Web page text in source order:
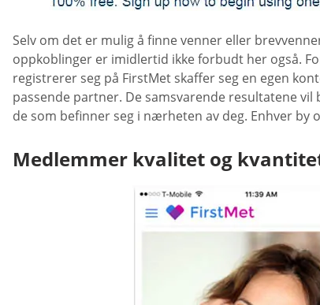
Selv om det er mulig å finne venner eller
oppkoblinger er imidlertid ikke forbudt her også.
registrerer seg på FirstMet skaffer seg en egen
passende partner. De samsvarende resultatene
de som befinner seg i nærheten av deg. Enhver by
Medlemmer kvalitet og